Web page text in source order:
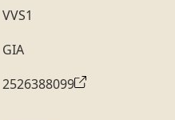
VVS1
GIA
2526388099